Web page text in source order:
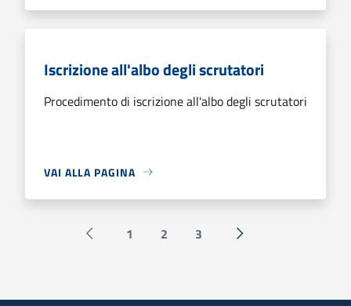
Iscrizione all'albo degli scrutatori
Procedimento di iscrizione all'albo degli scrutatori
VAI ALLA PAGINA
Pagina precedente
1 2 3 Successiva »